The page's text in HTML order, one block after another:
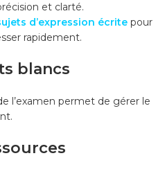
et clarté.
d’expression écrite pour
rapidement.
blancs
l’examen permet de gérer le